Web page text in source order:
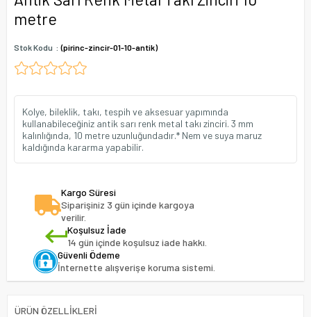
metre
Stok Kodu (pirinc-zincir-01-10-antik)
Kolye, bileklik, takı, tespih ve aksesuar yapımında
kullanabileceğiniz antik sarı renk metal takı zinciri. 3 mm
kalınlığında, 10 metre uzunluğundadır.* Nem ve suya maruz
kaldığında kararma yapabilir.
Kargo Süresi
Siparişiniz 3 gün içinde kargoya
verilir.
Koşulsuz İade
14 gün içinde koşulsuz iade hakkı.
Güvenli Ödeme
İnternette alışverişe koruma sistemi.
ÜRÜN ÖZELLIKLERI